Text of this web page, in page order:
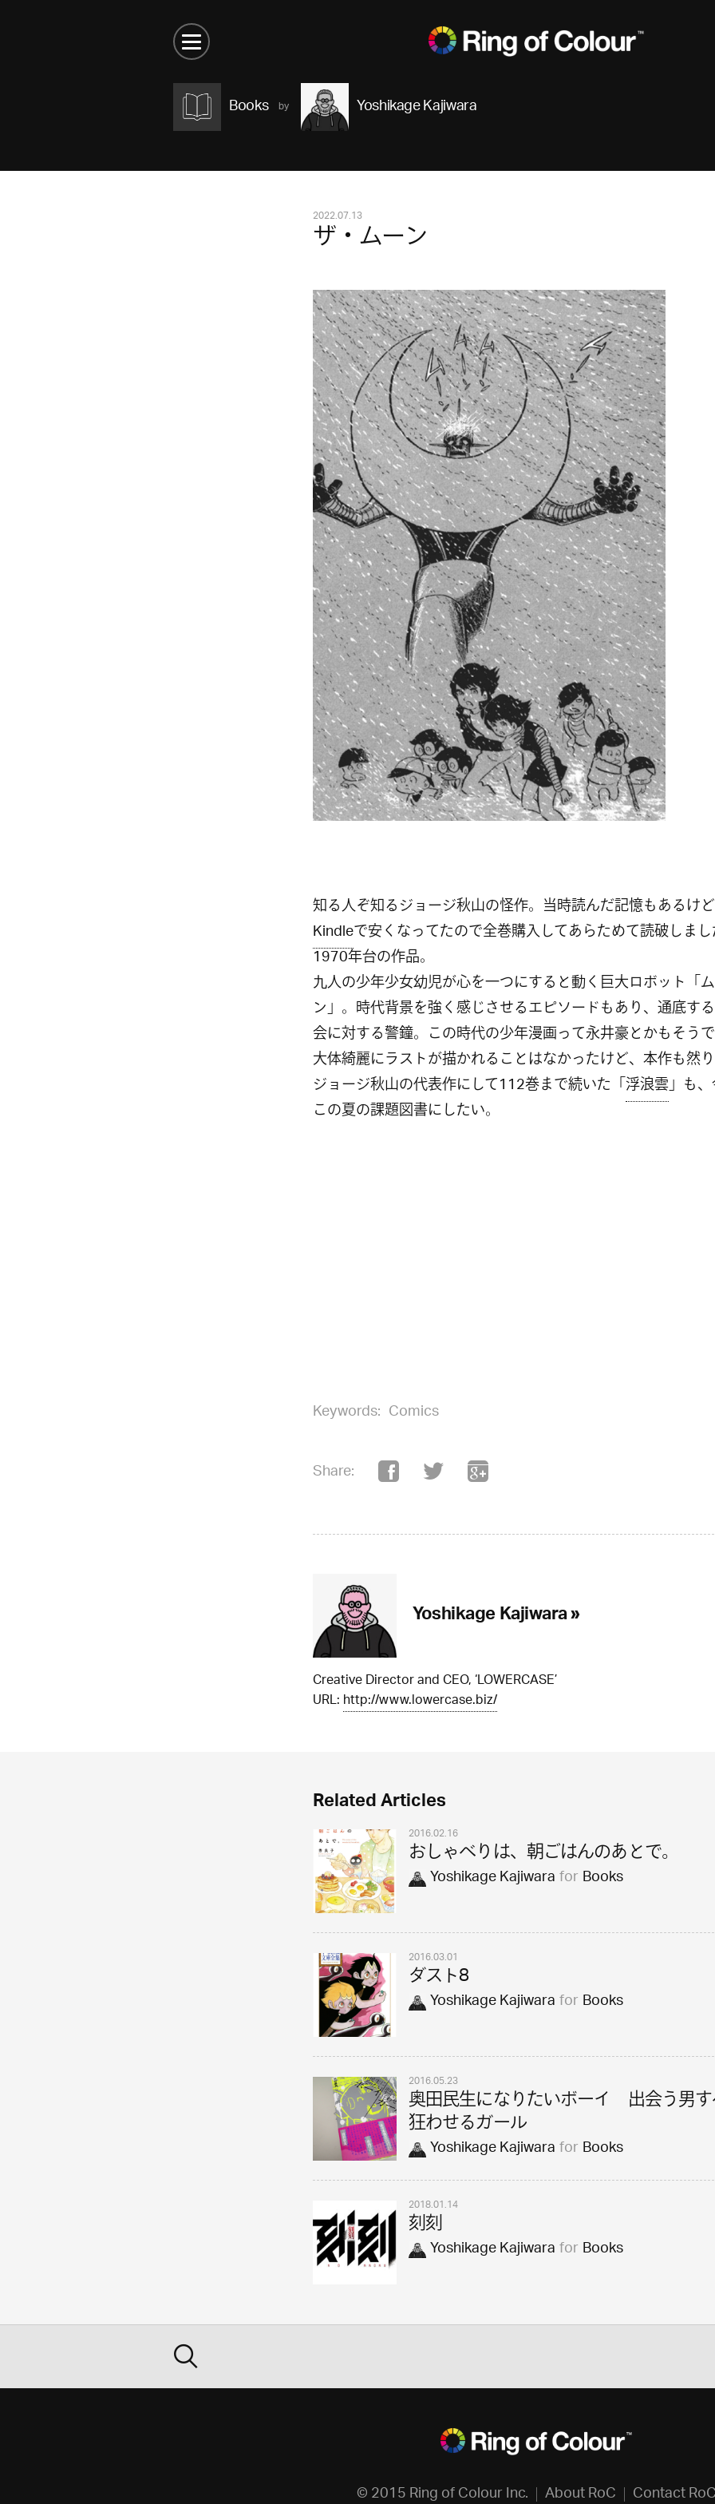
Books Yoshikage Kajiwara
2022.07.13
ザ・ムーン
知る人ぞ知るジョージ秋山の怪作。当時読んだ記憶もあるけ
Kindleで安くなってたので全巻購入してあらためて読破しま
1970年台の作品。
九人の少年少女幼児が心を一つにすると動く巨大ロボット「
ン」。時代背景を強く感じさせるエピソードもあり、通底す
会に対する警鐘。この時代の少年漫画って永井豪とかもそう
大体綺麗にラストが描かれることはなかったけど、本作も然
ジョージ秋山の代表作にして112巻まで続いた「浮浪雲」も
この夏の課題図書にしたい。
Keywords: Comics
Share:
Yoshikage Kajiwara »
Creative Director and CEO, ‘LOWERCASE’
URL:http://www.lowercase.biz/
Related Articles
2016.02.16
おしゃべりは、朝ごはんのあとで。
Yoshikage KajiwaraforBooks
2016.03.01
ダスト8
Yoshikage KajiwaraforBooks
2016.05.23
奥田民生になりたいボーイ 出会う男
狂わせるガール
Yoshikage KajiwaraforBooks
2018.01.14
刻刻
Yoshikage KajiwaraforBooks
© 2015 Ring of Colour Inc. About RoC Contact